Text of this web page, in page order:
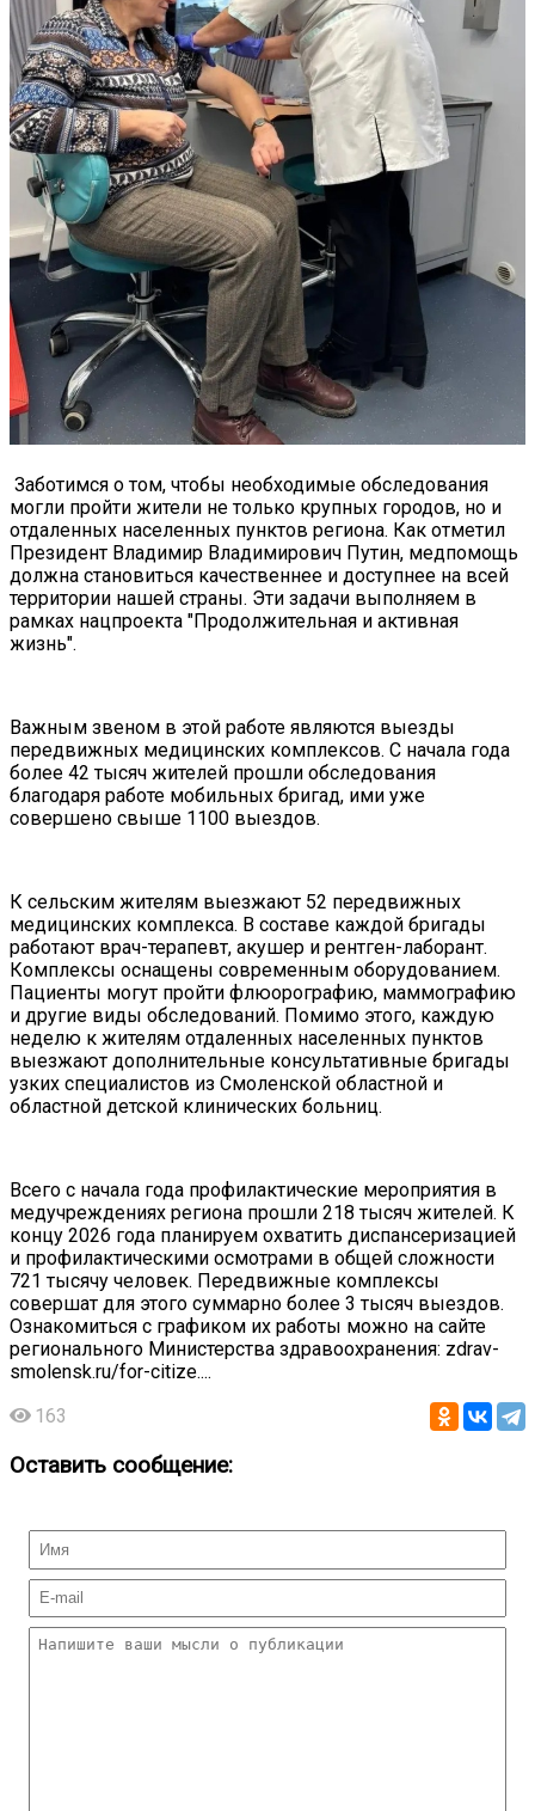
Заботимся о том, чтобы необходимые обследования
могли пройти жители не только крупных городов, но и
отдаленных населенных пунктов региона. Как отметил
Президент Владимир Владимирович Путин, медпомощь
должна становиться качественнее и доступнее на всей
территории нашей страны. Эти задачи выполняем в
рамках нацпроекта "Продолжительная и активная
жизнь".
Важным звеном в этой работе являются выезды
передвижных медицинских комплексов. С начала года
более 42 тысяч жителей прошли обследования
благодаря работе мобильных бригад, ими уже
совершено свыше 1100 выездов.
К сельским жителям выезжают 52 передвижных
медицинских комплекса. В составе каждой бригады
работают врач-терапевт, акушер и рентген-лаборант.
Комплексы оснащены современным оборудованием.
Пациенты могут пройти флюорографию, маммографию
и другие виды обследований. Помимо этого, каждую
неделю к жителям отдаленных населенных пунктов
выезжают дополнительные консультативные бригады
узких специалистов из Смоленской областной и
областной детской клинических больниц.
Всего с начала года профилактические мероприятия в
медучреждениях региона прошли 218 тысяч жителей. К
концу 2026 года планируем охватить диспансеризацией
и профилактическими осмотрами в общей сложности
721 тысячу человек. Передвижные комплексы
совершат для этого суммарно более 3 тысяч выездов.
Ознакомиться с графиком их работы можно на сайте
регионального Министерства здравоохранения: zdrav-
smolensk.ru/for-citize....
163
Оставить сообщение: